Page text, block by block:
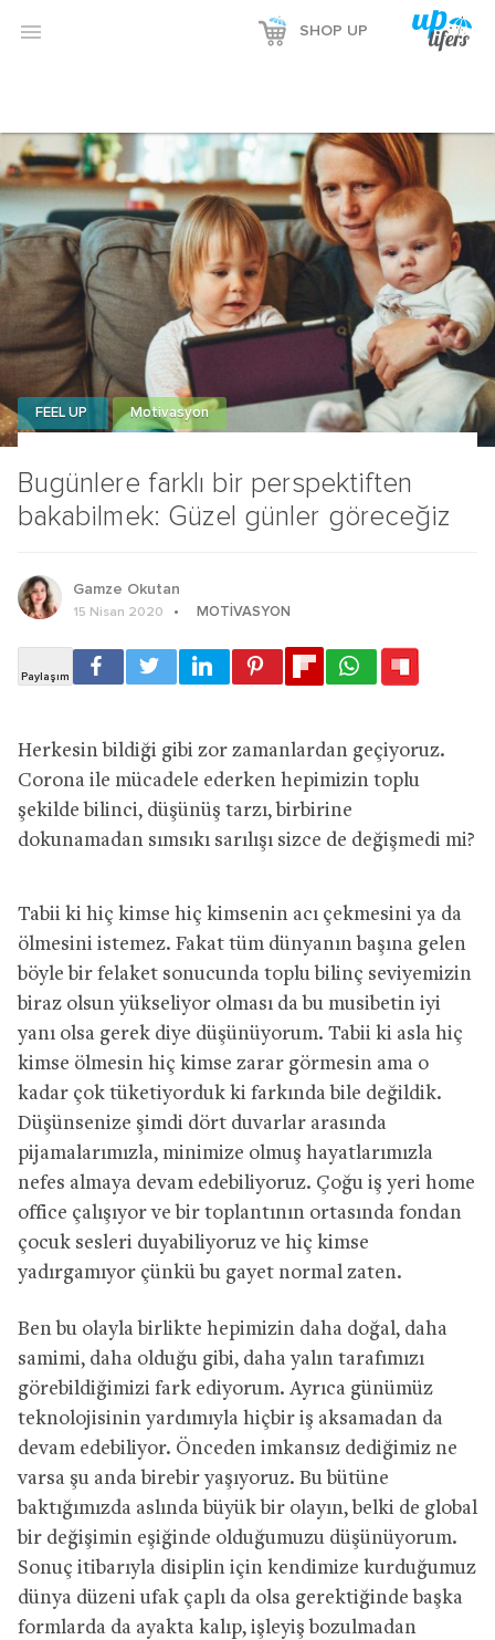
 SHOP UP
Bugünlere farklı bir perspektiften
bakabilmek: Güzel günler göreceğiz
FEEL UP Motivasyon
Gamze Okutan
15 Nisan 2020 MOTIVASYON
Herkesin bildiği gibi zor zamanlardan geçiyoruz.
Corona ile mücadele ederken hepimizin toplu
şekilde bilinci, düşünüş tarzı, birbirine
dokunamadan sımsıkı sarılışı sizce de değişmedi mi?
Tabii ki hiç kimse hiç kimsenin acı çekmesini ya da
ölmesini istemez. Fakat tüm dünyanın başına gelen
böyle bir felaket sonucunda toplu bilinç seviyemizin
biraz olsun yükseliyor olması da bu musibetin iyi
yanı olsa gerek diye düşünüyorum. Tabii ki asla hiç
kimse ölmesin hiç kimse zarar görmesin ama o
kadar çok tüketiyorduk ki farkında bile değildik.
Düşünsenize şimdi dört duvarlar arasında
pijamalarımızla, minimize olmuş hayatlarımızla
nefes almaya devam edebiliyoruz. Çoğu iş yeri home
office çalışıyor ve bir toplantının ortasında fondan
çocuk sesleri duyabiliyoruz ve hiç kimse
yadırgamıyor çünkü bu gayet normal zaten.
Ben bu olayla birlikte hepimizin daha doğal, daha
samimi, daha olduğu gibi, daha yalın tarafımızı
görebildiğimizi fark ediyorum. Ayrıca günümüz
teknolojisinin yardımıyla hiçbir iş aksamadan da
devam edebiliyor. Önceden imkansız dediğimiz ne
varsa şu anda birebir yaşıyoruz. Bu bütüne
baktığımızda aslında büyük bir olayın, belki de global
bir değişimin eşiğinde olduğumuzu düşünüyorum.
Sonuç itibarıyla disiplin için kendimize kurduğumuz
dünya düzeni ufak çaplı da olsa gerektiğinde başka
formlarda da ayakta kalıp, işleyiş bozulmadan